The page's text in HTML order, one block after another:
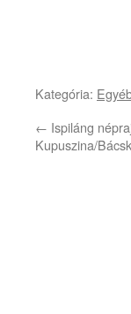
Kategória:
← Ispiláng
Kupuszina/